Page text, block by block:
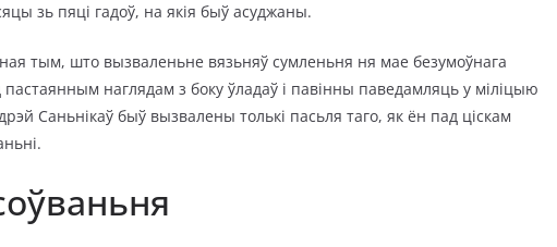
зь пяці гадоў, на якія быў асуджаны.
тым, што вызваленьне вязьняў сумленьня ня мае безумоўнага
наглядам з боку ўладаў і павінны паведамляць у міліцыю
Саньнікаў быў вызвалены толькі пасьля таго, як ён пад ціскам